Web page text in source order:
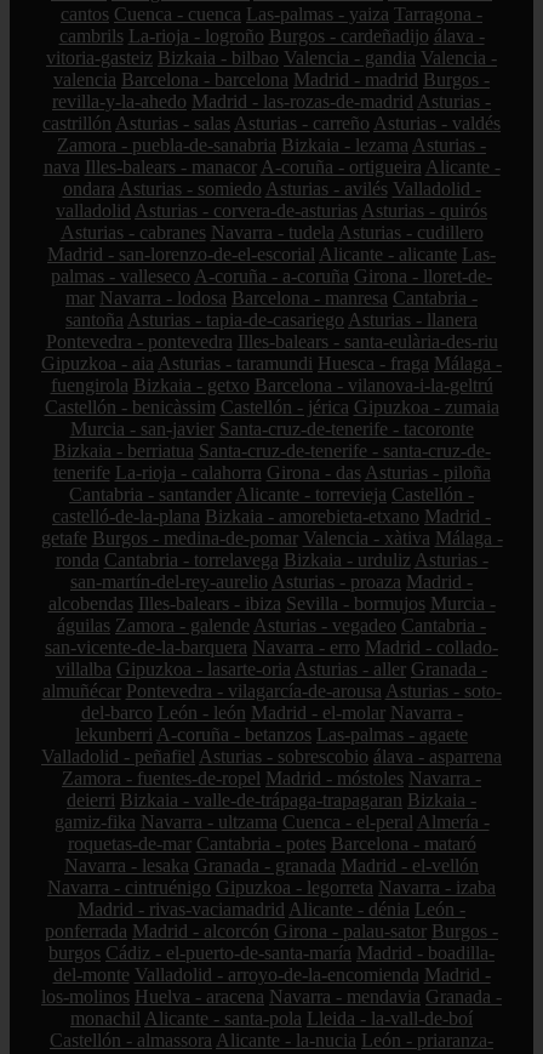
cantos Cuenca - cuenca Las-palmas - yaiza Tarragona -
cambrils La-rioja - logroño Burgos - cardeñadijo álava -
vitoria-gasteiz Bizkaia - bilbao Valencia - gandia Valencia -
valencia Barcelona - barcelona Madrid - madrid Burgos -
revilla-y-la-ahedo Madrid - las-rozas-de-madrid Asturias -
castrillón Asturias - salas Asturias - carreño Asturias - valdés
Zamora - puebla-de-sanabria Bizkaia - lezama Asturias -
nava Illes-balears - manacor A-coruña - ortigueira Alicante -
ondara Asturias - somiedo Asturias - avilés Valladolid -
valladolid Asturias - corvera-de-asturias Asturias - quirós
Asturias - cabranes Navarra - tudela Asturias - cudillero
Madrid - san-lorenzo-de-el-escorial Alicante - alicante Las-
palmas - valleseco A-coruña - a-coruña Girona - lloret-de-
mar Navarra - lodosa Barcelona - manresa Cantabria -
santoña Asturias - tapia-de-casariego Asturias - llanera
Pontevedra - pontevedra Illes-balears - santa-eulària-des-riu
Gipuzkoa - aia Asturias - taramundi Huesca - fraga Málaga -
fuengirola Bizkaia - getxo Barcelona - vilanova-i-la-geltrú
Castellón - benicàssim Castellón - jérica Gipuzkoa - zumaia
Murcia - san-javier Santa-cruz-de-tenerife - tacoronte
Bizkaia - berriatua Santa-cruz-de-tenerife - santa-cruz-de-
tenerife La-rioja - calahorra Girona - das Asturias - piloña
Cantabria - santander Alicante - torrevieja Castellón -
castelló-de-la-plana Bizkaia - amorebieta-etxano Madrid -
getafe Burgos - medina-de-pomar Valencia - xàtiva Málaga -
ronda Cantabria - torrelavega Bizkaia - urduliz Asturias -
san-martín-del-rey-aurelio Asturias - proaza Madrid -
alcobendas Illes-balears - ibiza Sevilla - bormujos Murcia -
águilas Zamora - galende Asturias - vegadeo Cantabria -
san-vicente-de-la-barquera Navarra - erro Madrid - collado-
villalba Gipuzkoa - lasarte-oria Asturias - aller Granada -
almuñécar Pontevedra - vilagarcía-de-arousa Asturias - soto-
del-barco León - león Madrid - el-molar Navarra -
lekunberri A-coruña - betanzos Las-palmas - agaete
Valladolid - peñafiel Asturias - sobrescobio álava - asparrena
Zamora - fuentes-de-ropel Madrid - móstoles Navarra -
deierri Bizkaia - valle-de-trápaga-trapagaran Bizkaia -
gamiz-fika Navarra - ultzama Cuenca - el-peral Almería -
roquetas-de-mar Cantabria - potes Barcelona - mataró
Navarra - lesaka Granada - granada Madrid - el-vellón
Navarra - cintruénigo Gipuzkoa - legorreta Navarra - izaba
Madrid - rivas-vaciamadrid Alicante - dénia León -
ponferrada Madrid - alcorcón Girona - palau-sator Burgos -
burgos Cádiz - el-puerto-de-santa-maría Madrid - boadilla-
del-monte Valladolid - arroyo-de-la-encomienda Madrid -
los-molinos Huelva - aracena Navarra - mendavia Granada -
monachil Alicante - santa-pola Lleida - la-vall-de-boí
Castellón - almassora Alicante - la-nucia León - priaranza-